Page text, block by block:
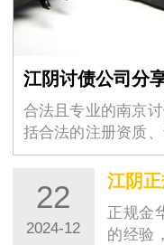
合法且专业的南京
括合法的注册资质
的服务流程与透明
22
2024-12
正规金
的经验